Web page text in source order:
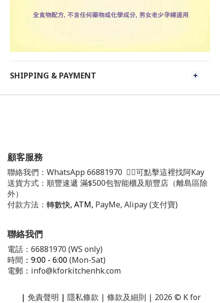
SHIPPING & PAYMENT
顧客服務
聯絡我們： WhatsApp 66881970 👈🏻可點擊這裡找阿Kay
送貨方式：順豐速遞 滿$500包智能櫃及順豐店（離島區除
外）
付款方法： 轉數快, ATM, PayMe, Alipay (支付寶)
聯絡我們
電話：66881970 (WS only)
時間 ：9:00 - 6:00(Mon-Sat)
電郵 ： info@kforkitchenhk.com
| 免責聲明 | 隱私條款 | 條款及細則 | 2026 © K for